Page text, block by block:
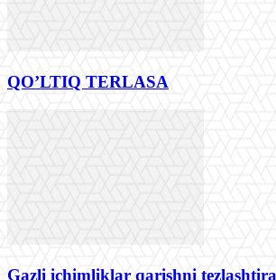
QO’LTIQ TERLАSА
Gazli ichimliklar qarishni